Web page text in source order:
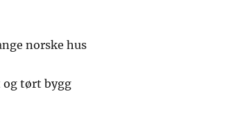
norske hus
tørt bygg